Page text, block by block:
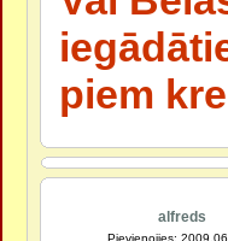
piem
alfreds
Pievienojies: